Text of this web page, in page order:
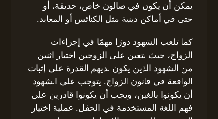
يمكن أن يكون في صالون خاص، حديقة، أو
حتى في أماكن دينية مثل الكنائس أو المعابد.
كما تلعب الشهود دورًا مهمًا في إجراءات
الزواج، حيث يتعين على الزوجين اختيار اثنين
من الشهود الذين يكون لديهم القدرة على إثبات
الواقعة في قانون الزواج. يتوجب على الشهود
أن يكونوا بالغين، ويجب أن يكونوا قادرين على
فهم اللغة المستخدمة في الحفل. عملية اختيار